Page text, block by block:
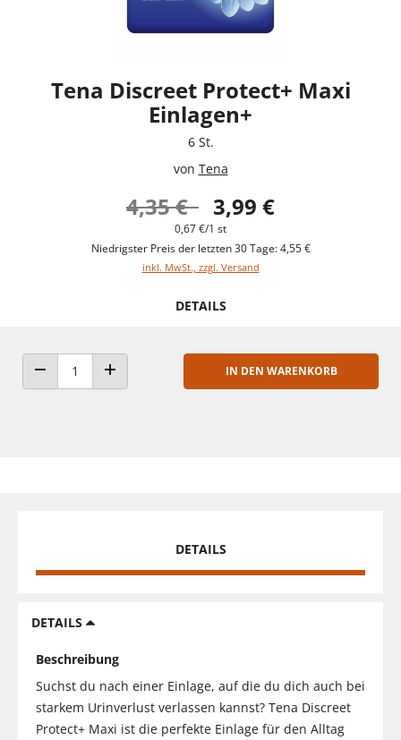
Tena Discreet Protect+ Maxi
Einlagen+
6 St.
von Tena
4,35 € 3,99 €
0,67 €/1 st
Niedrigster Preis der letzten 30 Tage: 4,55 €
inkl. MwSt., zzgl. Versand
DETAILS
ANZAHL VERRINGERNANZAHL ERHÖHEN
IN DEN WARENKORB
DETAILS
DETAILS
Beschreibung
Suchst du nach einer Einlage, auf die du dich auch bei
starkem Urinverlust verlassen kannst? Tena Discreet
Protect+ Maxi ist die perfekte Einlage für den Alltag